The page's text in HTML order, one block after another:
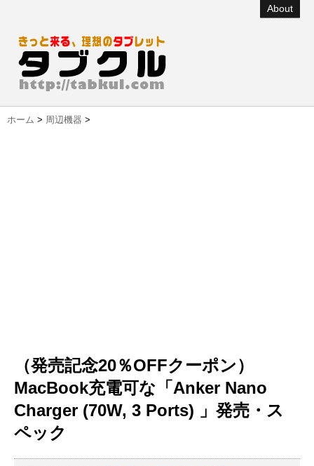
About
ホーム > 周辺機器 >
（発売記念20％OFFクーポン）
MacBook充電可な「Anker Nano
Charger (70W, 3 Ports) 」発売・ス
ペック